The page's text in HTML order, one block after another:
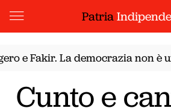
Patria
e Fakir. La democrazia non è un
Cunto e